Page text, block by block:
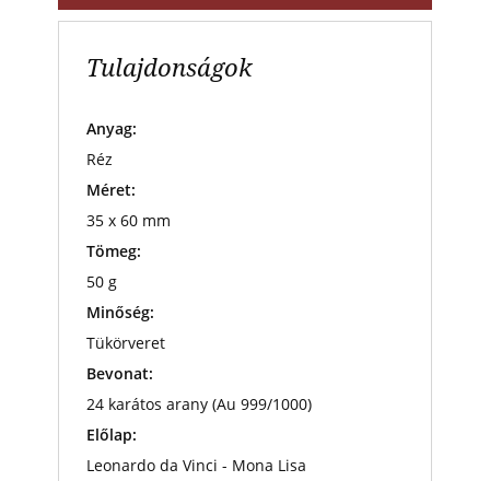
Tulajdonságok
Anyag:
Réz
Méret:
35 x 60 mm
Tömeg:
50 g
Minőség:
Tükörveret
Bevonat:
24 karátos arany (Au 999/1000)
Előlap:
Leonardo da Vinci - Mona Lisa